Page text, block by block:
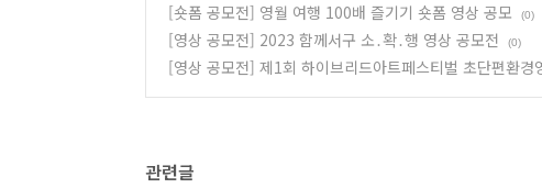
[숏폼 공모전] 영월 여행 100배 즐기기 숏폼 영상 공모 (0)
[영상 공모전] 2023 함께서구 소․확․행 영상 공모전 (0)
[영상 공모전] 제1회 하이브리드아트페스티벌 초단편환경
관련글